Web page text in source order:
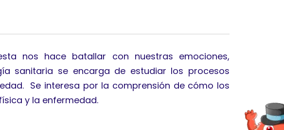
nos hace batallar con nuestras emociones,
sanitaria se encarga de estudiar los procesos
Se interesa por la comprensión de cómo los
y la enfermedad.